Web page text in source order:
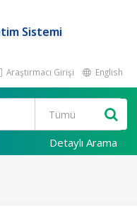
Sistemi
Araştırmacı Girişi English
Detaylı Arama